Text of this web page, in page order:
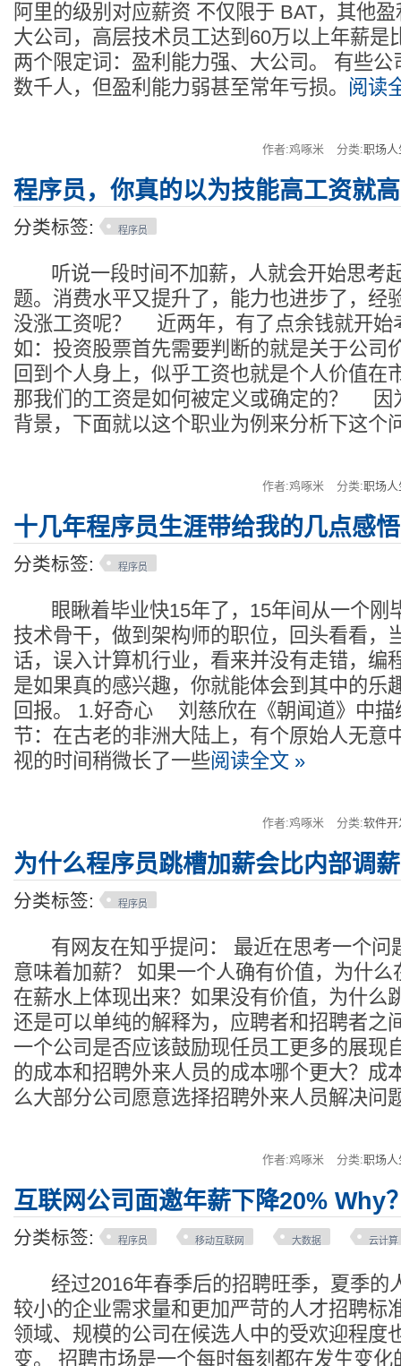
阿里的级别对应薪资 不仅限于 BAT，其他
大公司，高层技术员工达到60万以上年薪
两个限定词：盈利能力强、大公司。 有些公
数千人，但盈利能力弱甚至常年亏损。 阅读
作者:鸡啄米 分类:职场人
程序员，你真的以为技能高工资就
分类标签: 程序员
听说一段时间不加薪，人就会开始思考
题。消费水平又提升了，能力也进步了，经
没涨工资呢？ 近两年，有了点余钱就开始
如：投资股票首先需要判断的就是关于公司
回到个人身上，似乎工资也就是个人价值在
那我们的工资是如何被定义或确定的？ 因
背景，下面就以这个职业为例来分析下这个
作者:鸡啄米 分类:职场人
十几年程序员生涯带给我的几点感悟
分类标签: 程序员
眼瞅着毕业快15年了，15年间从一个刚
技术骨干，做到架构师的职位，回头看看，
话，误入计算机行业，看来并没有走错，编
是如果真的感兴趣，你就能体会到其中的乐
回报。 1.好奇心 刘慈欣在《朝闻道》中描
节：在古老的非洲大陆上，有个原始人无意
视的时间稍微长了一些阅读全文 »
作者:鸡啄米 分类:软件开
为什么程序员跳槽加薪会比内部调
分类标签: 程序员
有网友在知乎提问： 最近在思考一个问
意味着加薪？ 如果一个人确有价值，为什么
在薪水上体现出来？如果没有价值，为什么
还是可以单纯的解释为，应聘者和招聘者之
一个公司是否应该鼓励现任员工更多的展现
的成本和招聘外来人员的成本哪个更大？成
么大部分公司愿意选择招聘外来人员解决问
作者:鸡啄米 分类:职场人
互联网公司面邀年薪下降20% Why
分类标签: 程序员 移动互联网 大数据 云计算
经过2016年春季后的招聘旺季，夏季的
较小的企业需求量和更加严苛的人才招聘标
领域、规模的公司在候选人中的受欢迎程度
变。 招聘市场是一个每时每刻都在发生变化